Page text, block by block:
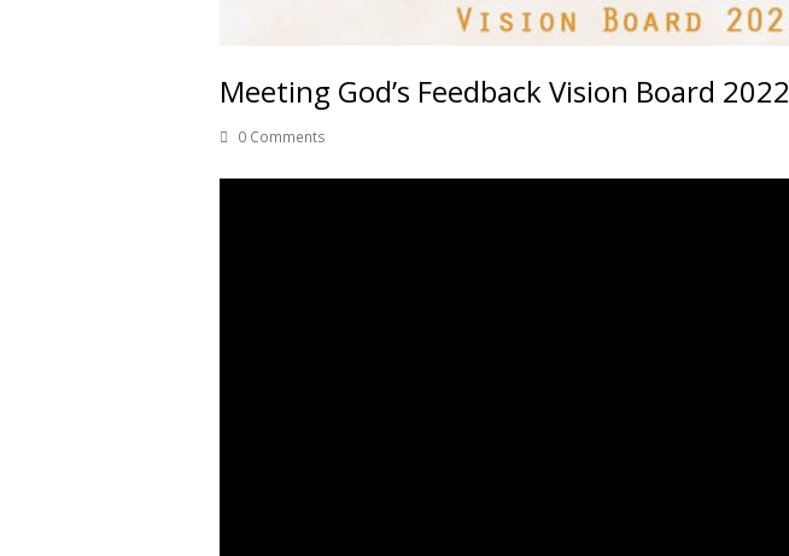
Meeting God’s Feedback Vision Board 2022
0 Comments